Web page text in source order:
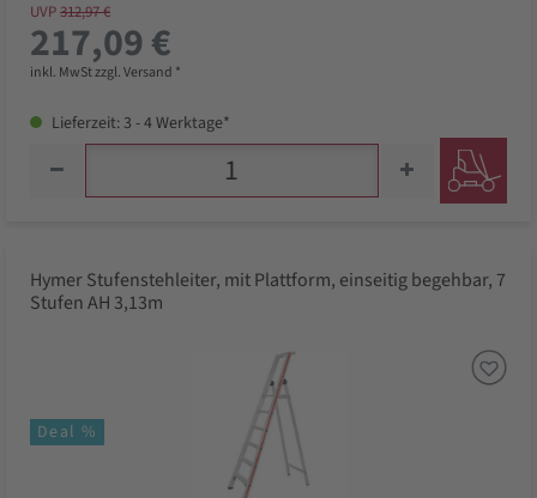
UVP312,97 €
217,09 €
inkl. MwSt zzgl. Versand *
Lieferzeit: 3 - 4 Werktage*
Hymer Stufenstehleiter, mit Plattform, einseitig begehbar, 7
Stufen AH 3,13m
Deal %